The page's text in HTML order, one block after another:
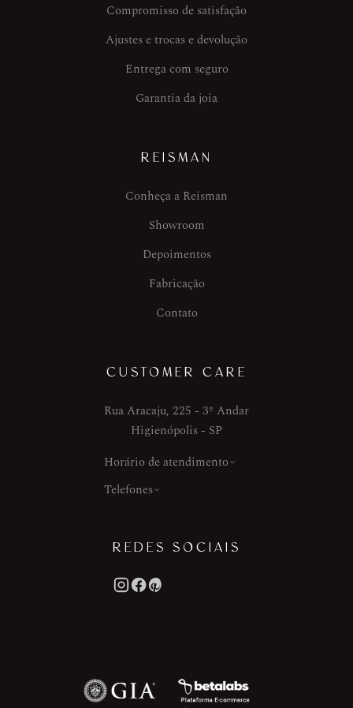
Compromisso de satisfação
Ajustes e trocas e devolução
Entrega com seguro
Garantia da joia
REISMAN
Conheça a Reisman
Showroom
Depoimentos
Fabricação
Contato
CUSTOMER CARE
Rua Aracaju, 225 - 3º Andar
Higienópolis - SP
Horário de atendimento
Telefones
REDES SOCIAIS